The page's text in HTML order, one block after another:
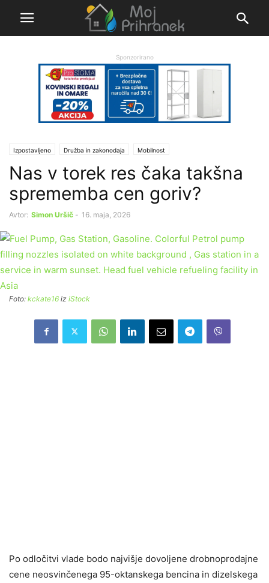
Sponzorirano
Izpostavljeno Družba in zakonodaja Mobilnost
Nas v torek res čaka takšna
sprememba cen goriv?
Avtor: Simon Uršič - 16. maja, 2026
Foto: kckate16 iz iStock
Po odločitvi vlade bodo najvišje dovoljene drobnoprodajne
cene neosvinčenega 95-oktanskega bencina in dizelskega